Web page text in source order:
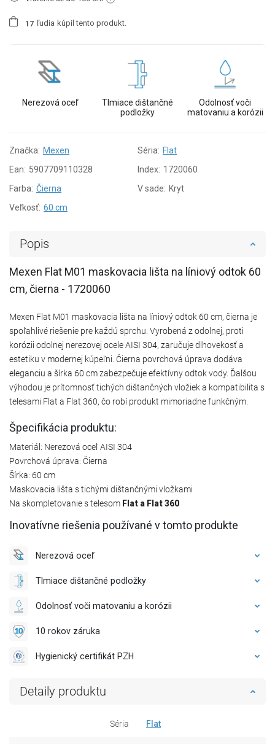
1 7 ľudia kúpil tento produkt.
Nerezová oceľ
Tlmiace dištančné
podložky
Odolnosť voči
matovaniu a korózii
Značka: Mexen Séria: Flat
Ean: 5907709110328 Index: 1720060
Farba: Čierna V sade: Kryt
Veľkosť: 60 cm
Popis
Mexen Flat M01 maskovacia lišta na líniový odtok 60
cm, čierna - 1720060
Mexen Flat M01 maskovacia lišta na líniový odtok 60 cm, čierna je
spoľahlivé riešenie pre každú sprchu. Vyrobená z odolnej, proti
korózii odolnej nerezovej ocele AISI 304, zaručuje dlhovekosť a
estetiku v modernej kúpeľni. Čierna povrchová úprava dodáva
eleganciu a šírka 60 cm zabezpečuje efektívny odtok vody. Ďalšou
výhodou je prítomnosť tichých dištančných vložiek a kompatibilita s
telesami Flat a Flat 360, čo robí produkt mimoriadne funkčným.
Špecifikácia produktu:
Materiál: Nerezová oceľ AISI 304
Povrchová úprava: Čierna
Šírka: 60 cm
Maskovacia lišta s tichými dištančnými vložkami
Na skompletovanie s telesom Flat a Flat 360
Inovatívne riešenia používané v tomto produkte
Nerezová oceľ
Tlmiace dištančné podložky
Odolnosť voči matovaniu a korózii
10 rokov záruka
Hygienický certifikát PZH
Detaily produktu
Séria Flat